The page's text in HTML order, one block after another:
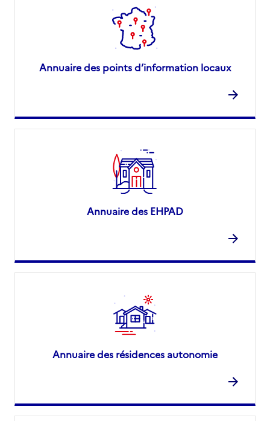
Annuaire des points d’information locaux
Annuaire des EHPAD
Annuaire des résidences autonomie